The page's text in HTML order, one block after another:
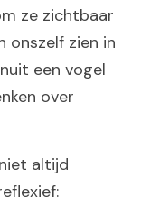
ze zichtbaar
onszelf zien in
een vogel
over
altijd